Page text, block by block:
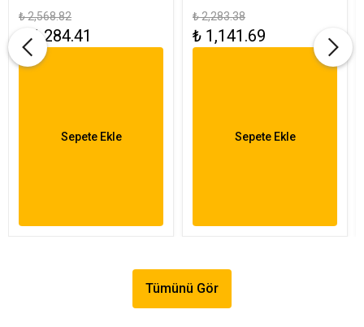
30W RGB FL-3121 R
₺ 2,568.82
₺ 1,284.41
Sepete Ekle
Üstü Armatür 15W FL-3282
₺ 2,283.38
₺ 1,141.69
Sepete Ekle
Tümünü Gör